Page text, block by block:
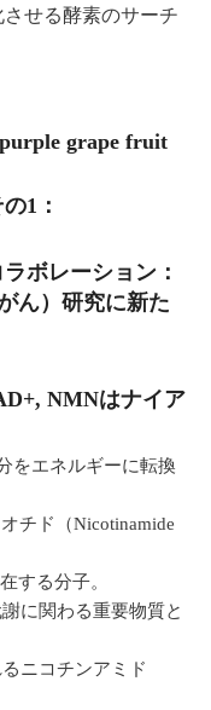
せる酵素のサーチ
1：
ボレーション：
ん）研究に新た
NMNはナイア
をエネルギーに転換
チド（Nicotinamide
する分子。
に関わる重要物質と
ニコチンアミド